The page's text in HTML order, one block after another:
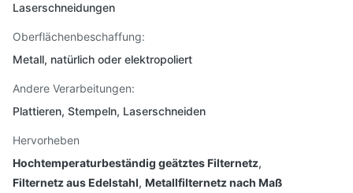
Laserschneidungen
Oberflächenbeschaffung:
Metall, natürlich oder elektropoliert
Andere Verarbeitungen:
Plattieren, Stempeln, Laserschneiden
Hervorheben
Hochtemperaturbeständig geätztes Filternetz,
Filternetz aus Edelstahl, Metallfilternetz nach Maß